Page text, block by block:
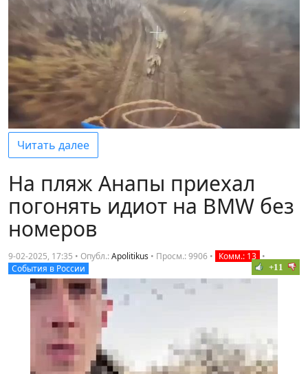
Читать далее
На пляж Анапы приехал
погонять идиот на BMW без
номеров
9-02-2025, 17:35 • Опубл.:Apolitikus • Просм.: 9906 • Комм.: 13 •
События в России
+11